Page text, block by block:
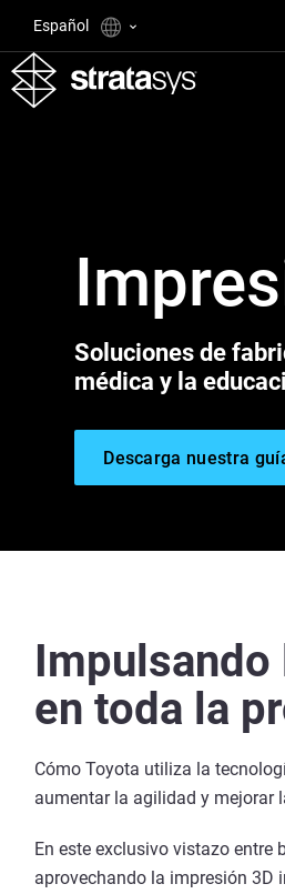
Español
Soluciones de
médica y la
Descarga nuestra
Impulsando
en toda la
Cómo Toyota utiliza la
aumentar la agilidad y mejorar
En este exclusivo vistazo entre
aprovechando la impresión